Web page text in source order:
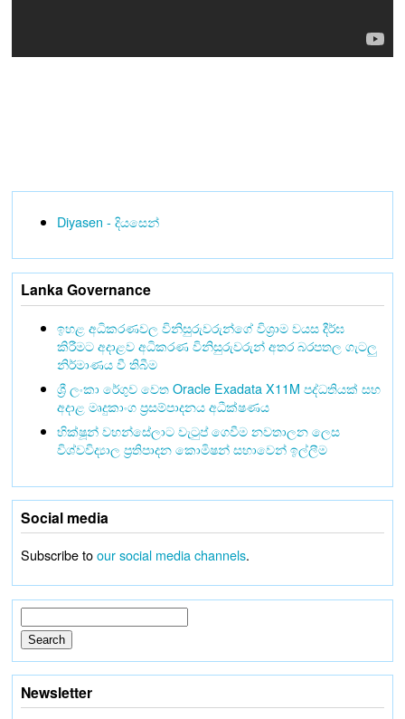
Diyasen - දියසෙන්
Lanka Governance
ඉහළ අධිකරණවල විනිසුරුවරුන්ගේ විශ්‍රාම වයස දීර්ඝ
කිරීමට අදාළව අධිකරණ විනිසුරුවරුන් අතර බරපතල ගැටලු
නිර්මාණය වී තිබීම
ශ්‍රී ලංකා රේගුව වෙත Oracle Exadata X11M පද්ධතියක් සහ
අදාළ මෘදුකාංග ප්‍රසම්පාදනය අධීක්ෂණය
භික්ෂූන් වහන්සේලාට වැටුප් ගෙවීම නවතාලන ලෙස
විශ්වවිද්‍යාල ප්‍රතිපාදන කොමිෂන් සභාවෙන් ඉල්ලීම
Social media
Subscribe toour social media channels.
Newsletter